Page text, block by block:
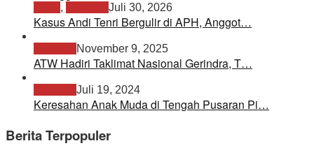
, Juli 30, 2026
Kasus Andi Tenri Bergulir di APH, Anggot…
November 9, 2025
ATW Hadiri Taklimat Nasional Gerindra, T…
Juli 19, 2024
Keresahan Anak Muda di Tengah Pusaran Pi…
Berita Terpopuler